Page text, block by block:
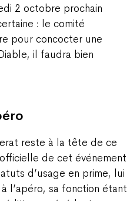
2 octobre prochain
: le comité
pour concocter une
il faudra bien
reste à la tête de ce
de cet événement
d’usage en prime, lui
l’apéro, sa fonction étant